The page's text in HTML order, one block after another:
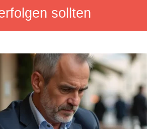
sollten